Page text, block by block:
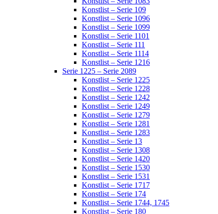
Konstlist – Serie 109
Konstlist – Serie 1096
Konstlist – Serie 1099
Konstlist – Serie 1101
Konstlist – Serie 111
Konstlist – Serie 1114
Konstlist – Serie 1216
Serie 1225 – Serie 2089
Konstlist – Serie 1225
Konstlist – Serie 1228
Konstlist – Serie 1242
Konstlist – Serie 1249
Konstlist – Serie 1279
Konstlist – Serie 1281
Konstlist – Serie 1283
Konstlist – Serie 13
Konstlist – Serie 1308
Konstlist – Serie 1420
Konstlist – Serie 1530
Konstlist – Serie 1531
Konstlist – Serie 1717
Konstlist – Serie 174
Konstlist – Serie 1744, 1745
Konstlist – Serie 180